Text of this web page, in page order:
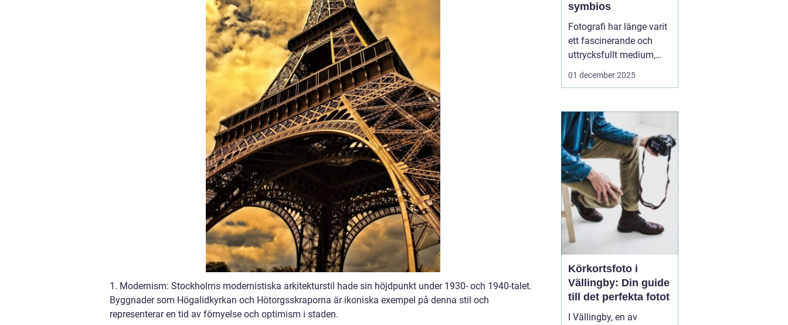
1. Modernism: Stockholms modernistiska arkitekturstil hade sin höjdpunkt under 1930- och 1940-talet.
Byggnader som Högalidkyrkan och Hötorgsskraporna är ikoniska exempel på denna stil och
representerar en tid av förnyelse och optimism i staden.
symbios
Fotografi har länge varit
ett fascinerande och
uttrycksfullt medium,
med förmågan att fånga
denna konstform finns
fotografen, den kreativa
individen som använder
ljus och...
01 december 2025
Körkortsfoto i
Vällingby: Din guide
till det perfekta fotot
I Vällingby, en av